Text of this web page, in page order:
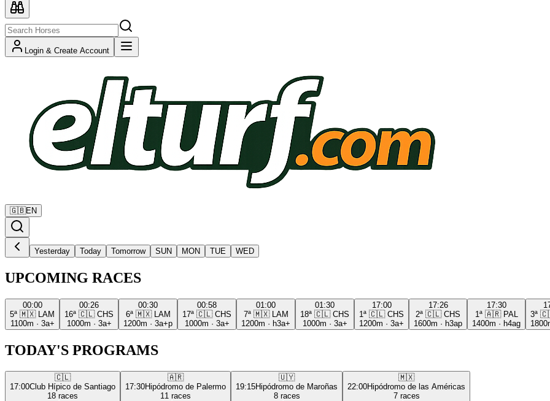
Login & Create Account
🇬🇧EN
Yesterday Today Tomorrow SUN MON TUE WED
UPCOMING RACES
00:00
5ª 🇲🇽
LAM
1100m · 3a+
00:26
16ª 🇨🇱 CHS
1000m · 3a+
00:30
6ª 🇲🇽
LAM
1200m · 3a+p
00:58
17ª 🇨🇱 CHS
1000m · 3a+
01:00
7ª 🇲🇽
LAM
1200m · h3a+
01:30
18ª 🇨🇱 CHS
1000m · 3a+
17:00
1ª 🇨🇱 CHS
1200m · 3a+
17:26
2ª 🇨🇱 CHS
1600m · h3ap
17:30
1ª 🇦🇷 PAL
1400m · h4ag
3ª
TODAY'S PROGRAMS
🇨🇱
17:00Club Hípico de Santiago
18 races
🇦🇷
17:30Hipódromo de Palermo
11 races
🇺🇾
19:15Hipódromo de Maroñas
8 races
🇲🇽
22:00Hipódromo de las Américas
7 races